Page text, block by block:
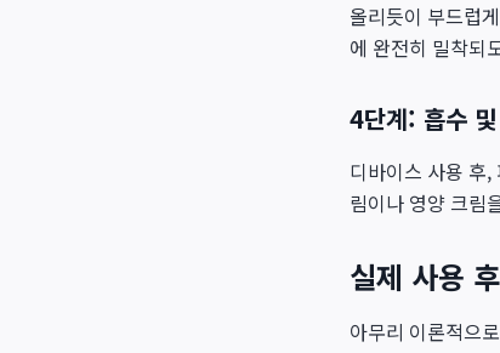
올리듯이 부드럽
에 완전히 밀착되
4단계: 흡수
디바이스 사용 후
림이나 영양 크림
실제 사용
아무리 이론적으